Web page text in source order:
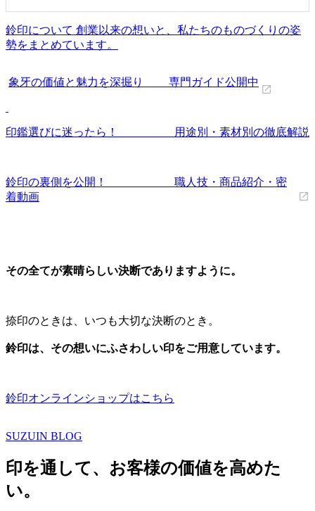
鈴印について 創業以来の想いと、私たちのものづくりの姿
勢をまとめています。
象牙の価値と魅力を深掘り 専門ガイド公開中
印鑑選びに迷ったら！ 用途別・素材別の徹底解説
鈴印の裏側を公開！ 職人技・商品紹介・密
着動画
その全てが素晴らしい決断でありますように。
捺印のときは、いつも大切な決断のとき。
鈴印は、その想いにふさわしい印をご用意しています。
鈴印オンラインショップはこちら
SUZUIN BLOG
印を通して、お客様の価値を高めた
い。